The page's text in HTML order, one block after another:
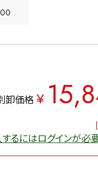
卸価格 ¥
[
るにはログインが必要